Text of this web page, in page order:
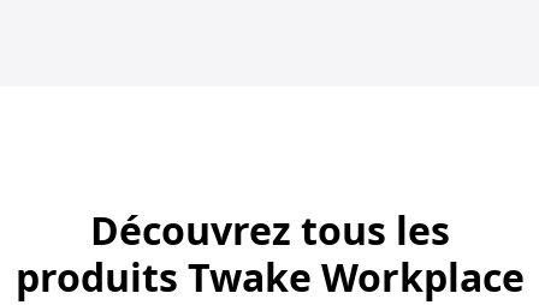
Découvrez tous les
produits Twake Workplace